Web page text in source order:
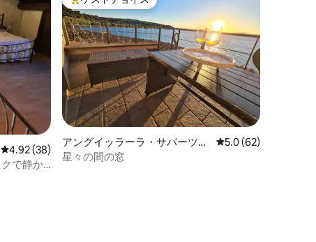
レビュー38件、5つ星中4.92つ星の平均評価
4.92 (38)
大好評のゲストチョイスです。
アングイッラーラ・サバーツィ
アのマンション・アパート
レビュー62件、5つ
5.0 (62)
星々の間の窓